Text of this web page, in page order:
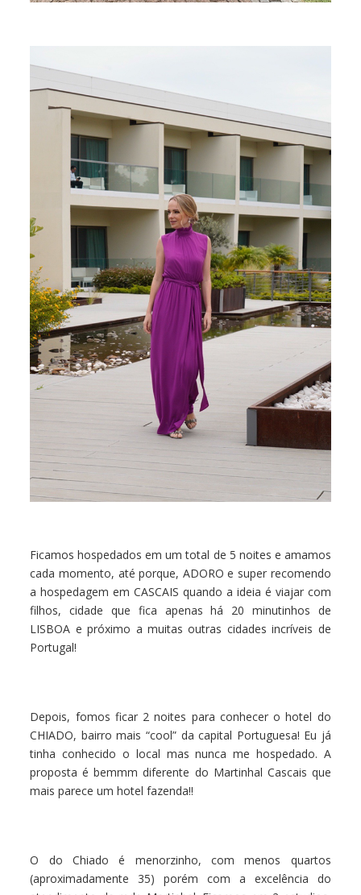
Ficamos hospedados em um total de 5 noites e amamos
cada momento, até porque, ADORO e super recomendo
a hospedagem em CASCAIS quando a ideia é viajar com
filhos, cidade que fica apenas há 20 minutinhos de
LISBOA e próximo a muitas outras cidades incríveis de
Portugal!
Depois, fomos ficar 2 noites para conhecer o hotel do
CHIADO, bairro mais “cool” da capital Portuguesa! Eu já
tinha conhecido o local mas nunca me hospedado. A
proposta é bemmm diferente do Martinhal Cascais que
mais parece um hotel fazenda!!
O do Chiado é menorzinho, com menos quartos
(aproximadamente 35) porém com a excelência do